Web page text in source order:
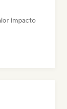
impacto